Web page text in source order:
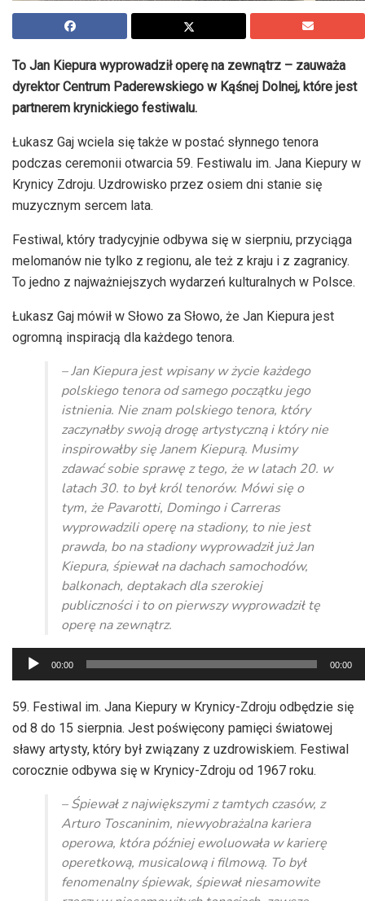
To Jan Kiepura wyprowadził operę na zewnątrz – zauważa
dyrektor Centrum Paderewskiego w Kąśnej Dolnej, które jest
partnerem krynickiego festiwalu.
Łukasz Gaj wciela się także w postać słynnego tenora
podczas ceremonii otwarcia 59. Festiwalu im. Jana Kiepury w
Krynicy Zdroju. Uzdrowisko przez osiem dni stanie się
muzycznym sercem lata.
Festiwal, który tradycyjnie odbywa się w sierpniu, przyciąga
melomanów nie tylko z regionu, ale też z kraju i z zagranicy.
To jedno z najważniejszych wydarzeń kulturalnych w Polsce.
Łukasz Gaj mówił w Słowo za Słowo, że Jan Kiepura jest
ogromną inspiracją dla każdego tenora.
– Jan Kiepura jest wpisany w życie każdego
polskiego tenora od samego początku jego
istnienia. Nie znam polskiego tenora, który
zaczynałby swoją drogę artystyczną i który nie
inspirowałby się Janem Kiepurą. Musimy
zdawać sobie sprawę z tego, że w latach 20. w
latach 30. to był król tenorów. Mówi się o
tym, że Pavarotti, Domingo i Carreras
wyprowadzili operę na stadiony, to nie jest
prawda, bo na stadiony wyprowadził już Jan
Kiepura, śpiewał na dachach samochodów,
balkonach, deptakach dla szerokiej
publiczności i to on pierwszy wyprowadził tę
operę na zewnątrz.
Odtwarzacz
plików
dźwiękowych
00:00 00:00
59. Festiwal im. Jana Kiepury w Krynicy-Zdroju odbędzie się
od 8 do 15 sierpnia. Jest poświęcony pamięci światowej
sławy artysty, który był związany z uzdrowiskiem. Festiwal
corocznie odbywa się w Krynicy-Zdroju od 1967 roku.
– Śpiewał z największymi z tamtych czasów, z
Arturo Toscaninim, niewyobrażalna kariera
operowa, która później ewoluowała w karierę
operetkową, musicalową i filmową. To był
fenomenalny śpiewak, śpiewał niesamowite